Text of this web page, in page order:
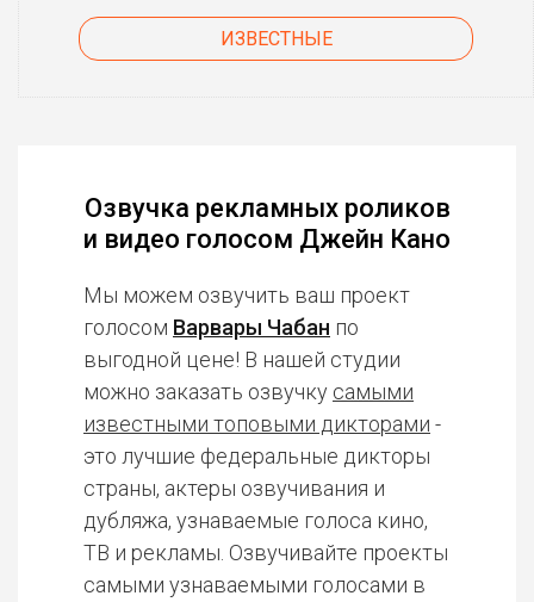
ИЗВЕСТНЫЕ
Озвучка рекламных роликов
и видео голосом Джейн Кано
Мы можем озвучить ваш проект
голосом Варвары Чабан по
выгодной цене! В нашей студии
можно заказать озвучку самыми
известными топовыми дикторами -
это лучшие федеральные дикторы
страны, актеры озвучивания и
дубляжа, узнаваемые голоса кино,
ТВ и рекламы. Озвучивайте проекты
самыми узнаваемыми голосами в